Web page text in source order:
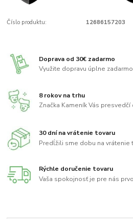
Číslo produktu: 12686157203
Doprava od 30€ zadarmo
Využite dopravu úplne zadarmo
8 rokov na trhu
Značka Kameník Vás presvedčí
30 dní na vrátenie tovaru
Predĺžili sme dobu na vrátenie
Rýchle doručenie tovaru
Vaša spokojnosť je pre nás